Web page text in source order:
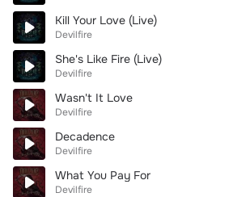
Kill Your Love (Live)
Devilfire
She's Like Fire (Live)
Devilfire
Wasn't It Love
Devilfire
Decadence
Devilfire
What You Pay For
Devilfire